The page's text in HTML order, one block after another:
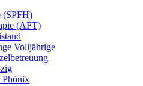
(SPFH)
(AFT)
Volljährige
Phönix